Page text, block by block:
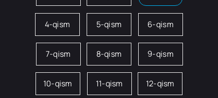
4-qism 5-qism 6-qism
7-qism 8-qism 9-qism
10-qism 11-qism 12-qism